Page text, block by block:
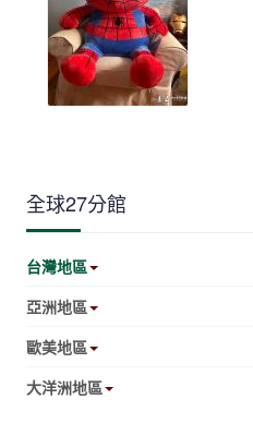
全球27分館
台灣地區
亞洲地區
歐美地區
大洋洲地區